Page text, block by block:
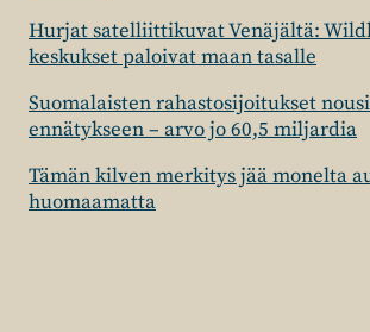
Hurjat satelliittikuvat Venäjältä:
keskukset paloivat maan tasalle
Suomalaisten rahastosijoitukset
ennätykseen – arvo jo 60,5 miljardia
Tämän kilven merkitys jää monelta
huomaamatta